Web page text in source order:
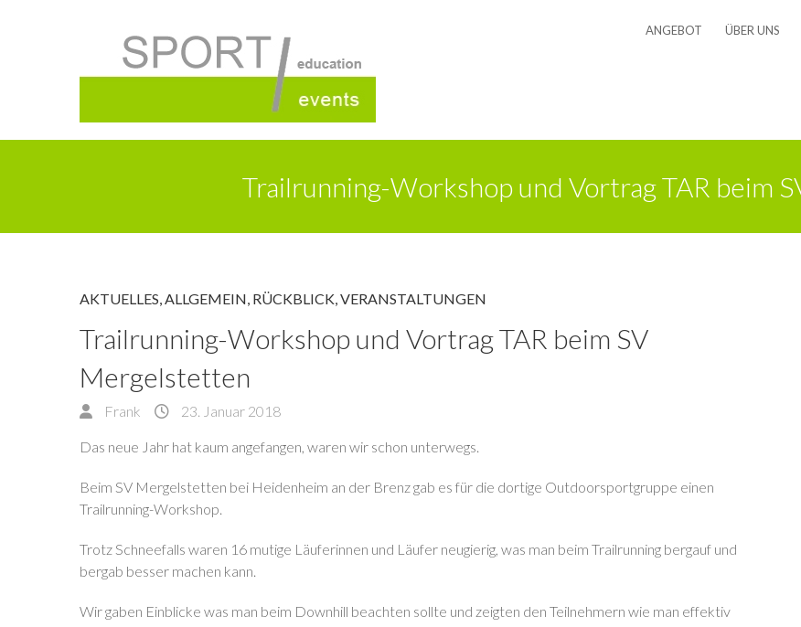
ANGEBOT ÜBER UNS
Trailrunning-Workshop und Vortrag TAR beim
AKTUELLES,ALLGEMEIN, RÜCKBLICK,VERANSTALTUNGEN
Trailrunning-Workshop und Vortrag TAR beim SV
Mergelstetten
Frank 23. Januar 2018
Das neue Jahr hat kaum angefangen, waren wir schon unterwegs.
Beim SV Mergelstetten bei Heidenheim an der Brenz gab es für die dortige Outdoorsportgruppe einen
Trailrunning-Workshop.
Trotz Schneefalls waren 16 mutige Läuferinnen und Läufer neugierig, was man beim Trailrunning bergauf und
bergab besser machen kann.
Wir gaben Einblicke was man beim Downhill beachten sollte und zeigten den Teilnehmern wie man effektiv